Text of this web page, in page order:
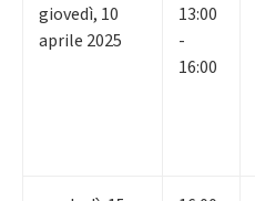
giovedì, 10
aprile 2025
13:00
-
16:00